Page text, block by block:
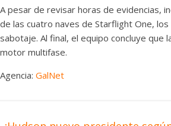
A pesar de revisar horas de evidencias,
de las cuatro naves de Starflight One,
sabotaje. Al final, el equipo concluye que
motor multifase.
Agencia: GalNet